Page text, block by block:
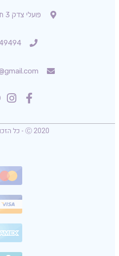
פועלי צדק 3 תלפיות ירושלים
Ⓒ 2020 - כל הזכויות שמורות